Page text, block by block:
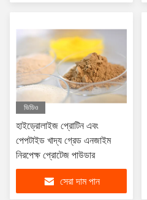
ভিডিও
হাইড্রোলাইজ প্রোটিন এবং
পেপটাইড খাদ্য গ্রেড এনজাইম
নিরপেক্ষ প্রোটেজ পাউডার
সেরা দাম পান